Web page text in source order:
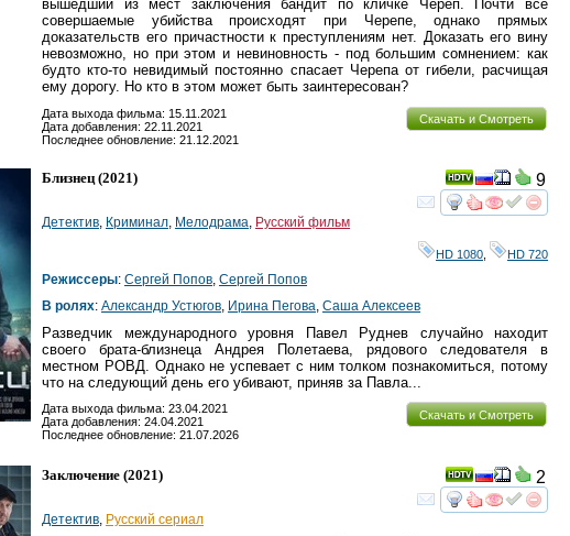
вышедший из мест заключения бандит по кличке Череп. Почти все
совершаемые убийства происходят при Черепе, однако прямых
доказательств его причастности к преступлениям нет. Доказать его вину
невозможно, но при этом и невиновность - под большим сомнением: как
будто кто-то невидимый постоянно спасает Черепа от гибели, расчищая
ему дорогу. Но кто в этом может быть заинтересован?
Скачать и Смотреть
Дата выхода фильма: 15.11.2021
Дата добавления: 22.11.2021
Последнее обновление: 21.12.2021
смотреть
9
Близнец (2021)
Детектив Криминал Мелодрама Русский фильм
HD 1080 HD 720
Режиссеры: Сергей Попов Сергей Попов
В ролях: Александр Устюгов Ирина Пегова Саша Алексеев
Разведчик международного уровня Павел Руднев случайно находит
своего брата-близнеца Андрея Полетаева, рядового следователя в
местном РОВД. Однако не успевает с ним толком познакомиться, потому
что на следующий день его убивают, приняв за Павла...
Скачать и Смотреть
Дата выхода фильма: 23.04.2021
Дата добавления: 24.04.2021
Последнее обновление: 21.07.2026
смотреть
2
Заключение (2021)
Детектив Русский сериал